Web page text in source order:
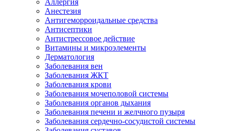
Аллергия
Анестезия
Антигеморроидальные средства
Антисептики
Антистрессовое действие
Витамины и микроэлементы
Дерматология
Заболевания вен
Заболевания ЖКТ
Заболевания крови
Заболевания мочеполовой системы
Заболевания органов дыхания
Заболевания печени и желчного пузыря
Заболевания сердечно-сосудистой системы